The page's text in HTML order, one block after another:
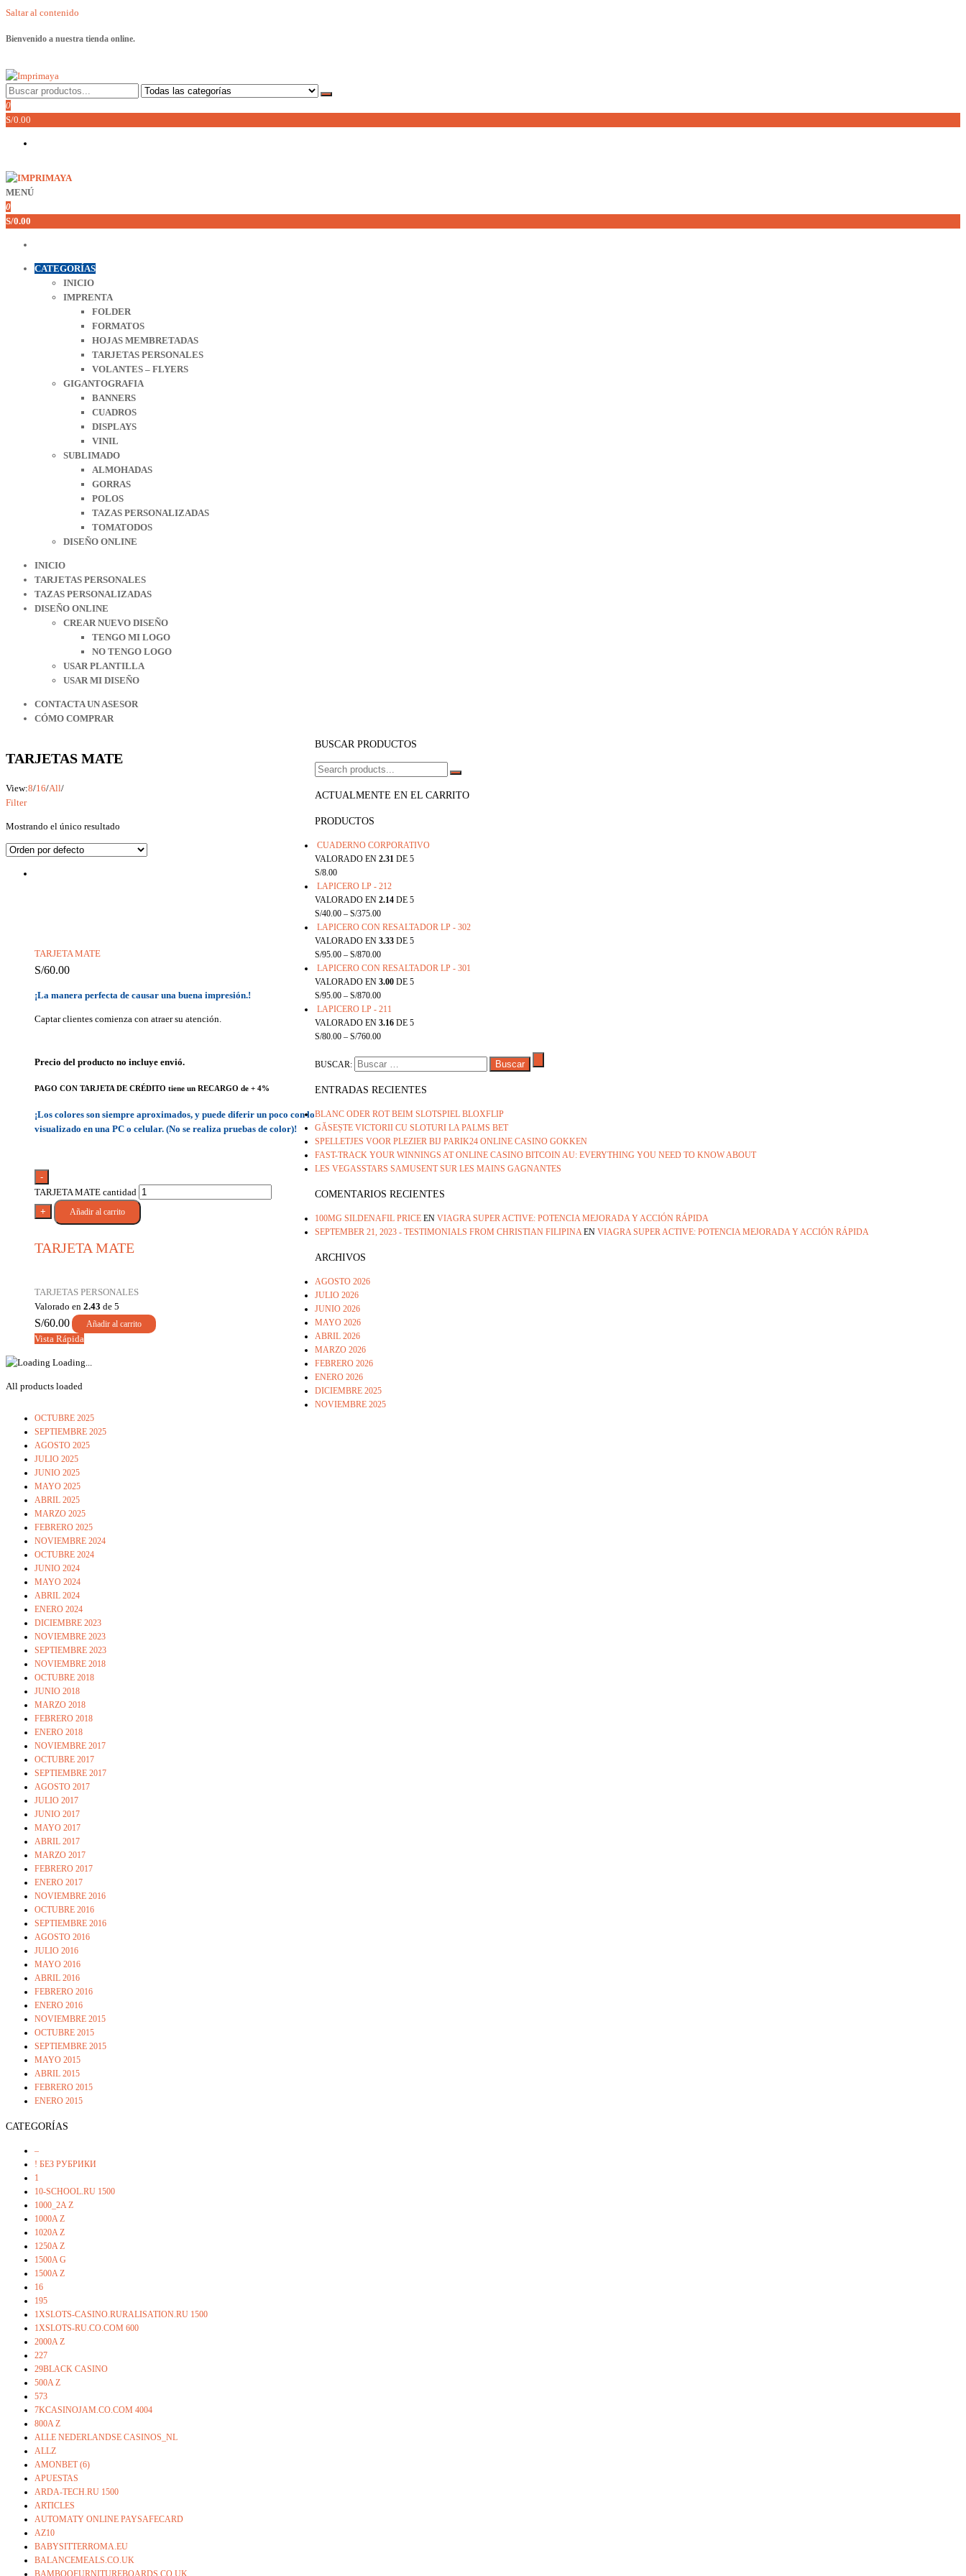
Saltar al contenido
Bienvenido a nuestra tienda online.
Imprimaya
Lo tenemos todo!
0
S/0.00
Imprimaya
Lo tenemos todo!
MENÚ
0
S/0.00
CATEGORÍAS
INICIO
IMPRENTA
FOLDER
FORMATOS
HOJAS MEMBRETADAS
TARJETAS PERSONALES
VOLANTES – FLYERS
GIGANTOGRAFIA
BANNERS
CUADROS
DISPLAYS
VINIL
SUBLIMADO
ALMOHADAS
GORRAS
POLOS
TAZAS PERSONALIZADAS
TOMATODOS
DISEÑO ONLINE
INICIO
TARJETAS PERSONALES
TAZAS PERSONALIZADAS
DISEÑO ONLINE
CREAR NUEVO DISEÑO
TENGO MI LOGO
NO TENGO LOGO
USAR PLANTILLA
USAR MI DISEÑO
CONTACTA UN ASESOR
CÓMO COMPRAR
TARJETAS MATE
View:8/16/All/
Filter
Mostrando el único resultado
TARJETA MATE
S/60.00
¡La manera perfecta de causar una buena impresión.!
Captar clientes comienza con atraer su atención.
Precio del producto no incluye envió.
PAGO CON TARJETA DE CRÉDITO tiene un RECARGO de + 4%
¡Los colores son siempre aproximados, y puede diferir un poco con lo
visualizado en una PC o celular. (No se realiza pruebas de color)!
-
TARJETA MATE cantidad
+
Añadir al carrito
TARJETA MATE
TARJETAS PERSONALES
Valorado en 2.43 de 5
S/60.00 Añadir al carrito
Vista Rápida
Loading...
All products loaded
BUSCAR PRODUCTOS
ACTUALMENTE EN EL CARRITO
PRODUCTOS
CUADERNO CORPORATIVO
VALORADO EN 2.31 DE 5
S/8.00
LAPICERO LP - 212
VALORADO EN 2.14 DE 5
S/40.00 – S/375.00
LAPICERO CON RESALTADOR LP - 302
VALORADO EN 3.33 DE 5
S/95.00 – S/870.00
LAPICERO CON RESALTADOR LP - 301
VALORADO EN 3.00 DE 5
S/95.00 – S/870.00
LAPICERO LP - 211
VALORADO EN 3.16 DE 5
S/80.00 – S/760.00
BUSCAR:
ENTRADAS RECIENTES
BLANC ODER ROT BEIM SLOTSPIEL BLOXFLIP
GĂSEȘTE VICTORII CU SLOTURI LA PALMS BET
SPELLETJES VOOR PLEZIER BIJ PARIK24 ONLINE CASINO GOKKEN
FAST-TRACK YOUR WINNINGS AT ONLINE CASINO BITCOIN AU: EVERYTHING YOU NEED TO KNOW ABOUT
LES VEGASSTARS SAMUSENT SUR LES MAINS GAGNANTES
COMENTARIOS RECIENTES
100MG SILDENAFIL PRICE EN VIAGRA SUPER ACTIVE: POTENCIA MEJORADA Y ACCIÓN RÁPIDA
SEPTEMBER 21, 2023 - TESTIMONIALS FROM CHRISTIAN FILIPINAEN VIAGRA SUPER ACTIVE: POTENCIA MEJORADA Y ACCIÓN RÁPIDA
ARCHIVOS
AGOSTO 2026
JULIO 2026
JUNIO 2026
MAYO 2026
ABRIL 2026
MARZO 2026
FEBRERO 2026
ENERO 2026
DICIEMBRE 2025
NOVIEMBRE 2025
OCTUBRE 2025
SEPTIEMBRE 2025
AGOSTO 2025
JULIO 2025
JUNIO 2025
MAYO 2025
ABRIL 2025
MARZO 2025
FEBRERO 2025
NOVIEMBRE 2024
OCTUBRE 2024
JUNIO 2024
MAYO 2024
ABRIL 2024
ENERO 2024
DICIEMBRE 2023
NOVIEMBRE 2023
SEPTIEMBRE 2023
NOVIEMBRE 2018
OCTUBRE 2018
JUNIO 2018
MARZO 2018
FEBRERO 2018
ENERO 2018
NOVIEMBRE 2017
OCTUBRE 2017
SEPTIEMBRE 2017
AGOSTO 2017
JULIO 2017
JUNIO 2017
MAYO 2017
ABRIL 2017
MARZO 2017
FEBRERO 2017
ENERO 2017
NOVIEMBRE 2016
OCTUBRE 2016
SEPTIEMBRE 2016
AGOSTO 2016
JULIO 2016
MAYO 2016
ABRIL 2016
FEBRERO 2016
ENERO 2016
NOVIEMBRE 2015
OCTUBRE 2015
SEPTIEMBRE 2015
MAYO 2015
ABRIL 2015
FEBRERO 2015
ENERO 2015
CATEGORÍAS
–
! БЕЗ РУБРИКИ
1
10-SCHOOL.RU 1500
1000_2A Z
1000A Z
1020A Z
1250A Z
1500A G
1500A Z
16
195
1XSLOTS-CASINO.RURALISATION.RU 1500
1XSLOTS-RU.CO.COM 600
2000A Z
227
29BLACK CASINO
500A Z
573
7KCASINOJAM.CO.COM 4004
800A Z
ALLE NEDERLANDSE CASINOS_NL
ALLZ
AMONBET (6)
APUESTAS
ARDA-TECH.RU 1500
ARTICLES
AUTOMATY ONLINE PAYSAFECARD
AZ10
BABYSITTERROMA.EU
BALANCEMEALS.CO.UK